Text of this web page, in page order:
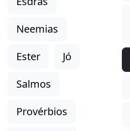
Neemias
Ester
Jó
Salmos
Provérbios